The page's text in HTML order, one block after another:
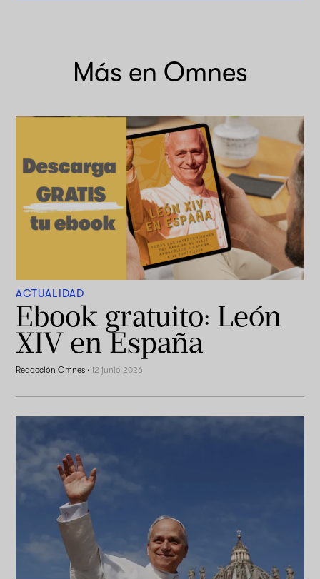
Más en Omnes
ACTUALIDAD
Ebook gratuito: León
XIV en España
Redacción Omnes ·12 junio 2026